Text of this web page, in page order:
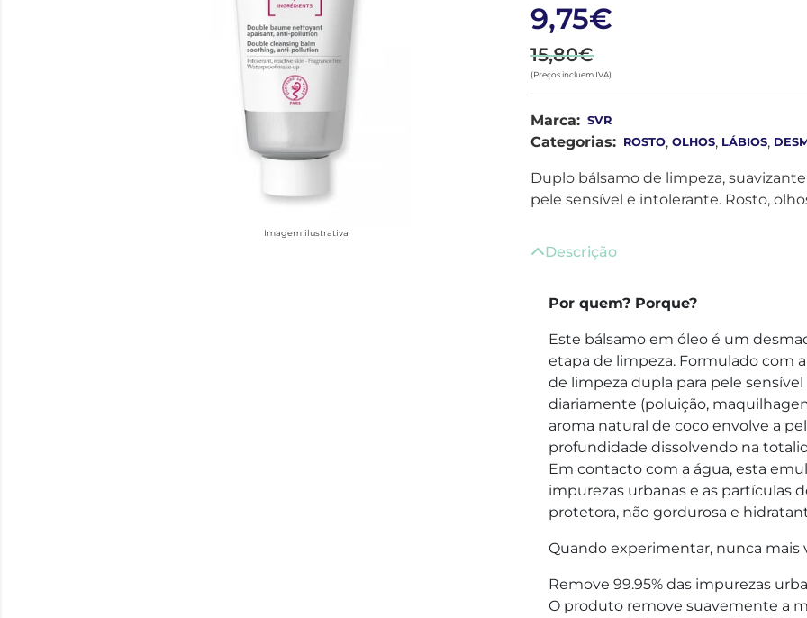
Imagem ilustrativa
9,75€
15,80€
(Preços incluem IVA)
Marca: SVR
Categorias: ROSTO, OLHOS, LÁBIOS,
Duplo bálsamo de limpeza,
pele sensível e intolerante. Rosto,
Descrição
Por quem? Porque?
Este bálsamo em óleo é um
etapa de limpeza. Formulado com
de limpeza dupla para pele
diariamente (poluição,
aroma natural de coco envolve a
profundidade dissolvendo na
Em contacto com a água, esta
impurezas urbanas e as partículas
protetora, não gordurosa e
Quando experimentar, nunca mais
Remove 99.95% das impurezas
O produto remove suavemente a